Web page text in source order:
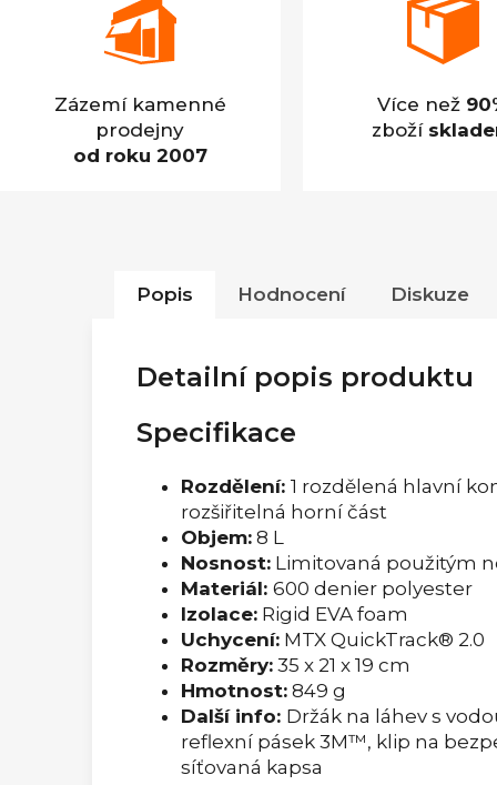
Zázemí kamenné
prodejny
od roku 2007
Více než
zboží
Popis Hodnocení Diskuze
Detailní popis produktu
Specifikace
Rozdělení: 1 rozdělená hlavní
rozšiřitelná horní část
Objem: 8 L
Nosnost: Limitovaná použitým
Materiál: 600 denier polyester
Izolace: Rigid EVA foam
Uchycení: MTX QuickTrack® 2.0
Rozměry: 35 x 21 x 19 cm
Hmotnost: 849 g
Další info: Držák na láhev s
reflexní pásek 3M™, klip na
síťovaná kapsa